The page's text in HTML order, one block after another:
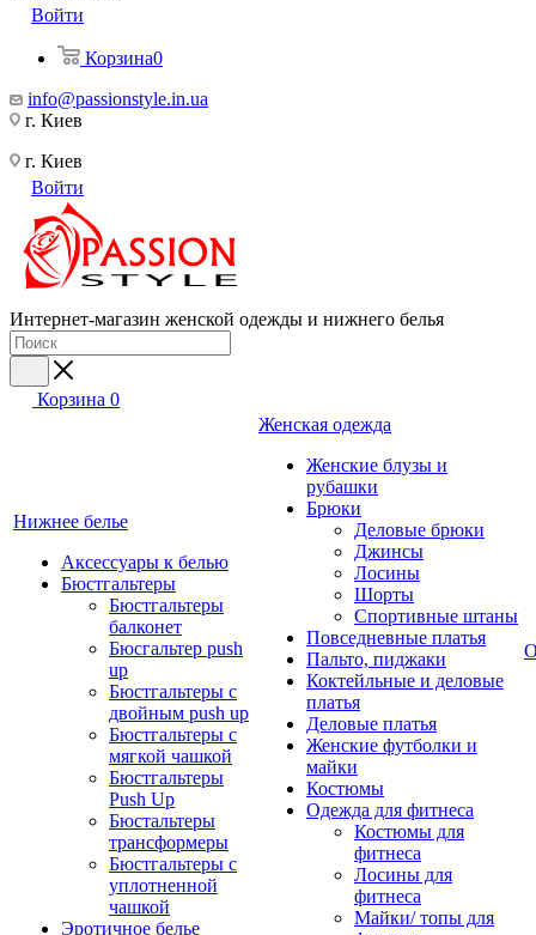
Войти
Корзина0
info@passionstyle.in.ua
г. Киев
г. Киев
Войти
Интернет-магазин женской одежды и нижнего белья
Корзина 0
Нижнее белье
Аксессуары к белью
Бюстгальтеры
Бюстгальтеры
балконет
Бюсгальтер push
up
Бюстгальтеры с
двойным push up
Бюстгальтеры с
мягкой чашкой
Бюстгальтеры
Push Up
Бюстальтеры
трансформеры
Бюстгальтеры с
уплотненной
чашкой
Эротичное белье
Женская одежда
Женские блузы и
рубашки
Брюки
Деловые брюки
Джинсы
Лосины
Шорты
Спортивные штаны
Повседневные платья
Пальто, пиджаки
Коктейльные и деловые
платья
Деловые платья
Женские футболки и
майки
Костюмы
Одежда для фитнеса
Костюмы для
фитнеса
Лосины для
фитнеса
Майки/ топы для